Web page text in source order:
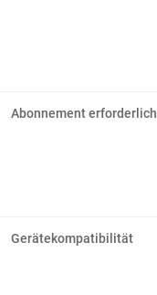
Abonnement erforderlich
Gerätekompatibilität